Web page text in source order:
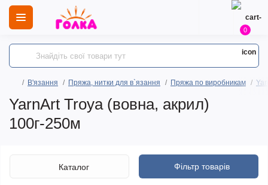
0
В'язання Пряжа, нитки для в`язання Пряжа по виробникам
YarnArt Troya (вовна, акрил)
100г-250м
Фільтр товарів
Каталог